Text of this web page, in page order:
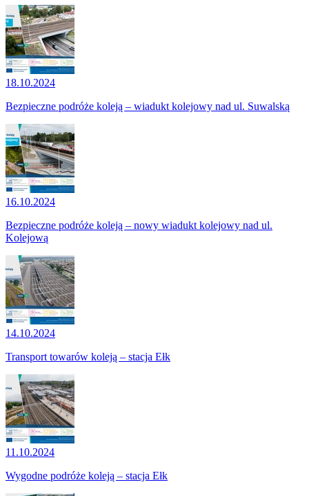
18.10.2024
Bezpieczne podróże koleją – wiadukt kolejowy nad ul. Suwalską
16.10.2024
Bezpieczne podróże koleją – nowy wiadukt kolejowy nad ul.
Kolejową
14.10.2024
Transport towarów koleją – stacja Ełk
11.10.2024
Wygodne podróże koleją – stacja Ełk